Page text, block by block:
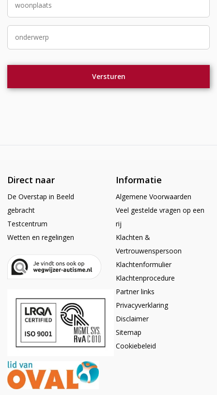
Direct naar
De Overstap in Beeld
gebracht
Testcentrum
Wetten en regelingen
Informatie
Algemene Voorwaarden
Veel gestelde vragen op een
rij
Klachten &
Vertrouwenspersoon
Klachtenformulier
Klachtenprocedure
Partner links
Privacyverklaring
Disclaimer
Sitemap
Cookiebeleid